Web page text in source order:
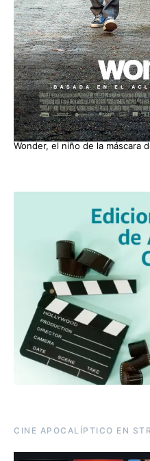
Wonder, el niño de la máscara
CINE APOCALÍPTICO EN